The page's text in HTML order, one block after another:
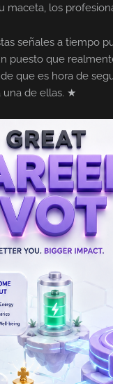
maceta, los
señales a tiempo
puesto que
que es hora de
una de ellas. ★